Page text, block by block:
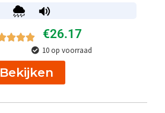
€26.17
10 op voorraad
Bekijken